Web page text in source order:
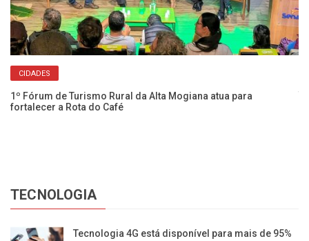
CIDADES
1º Fórum de Turismo Rural da Alta Mogiana atua para
fortalecer a Rota do Café
TECNOLOGIA
Tecnologia 4G está disponível para mais de 95%